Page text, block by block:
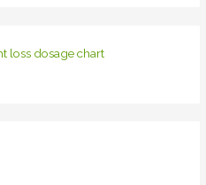
loss dosage chart